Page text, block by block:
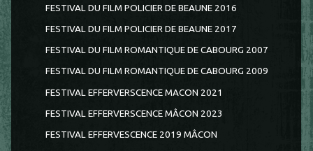
FESTIVAL DU FILM POLICIER DE BEAUNE 2016
FESTIVAL DU FILM POLICIER DE BEAUNE 2017
FESTIVAL DU FILM ROMANTIQUE DE CABOURG 2007
FESTIVAL DU FILM ROMANTIQUE DE CABOURG 2009
FESTIVAL EFFERVERSCENCE MACON 2021
FESTIVAL EFFERVERSCENCE MÂCON 2023
FESTIVAL EFFERVESCENCE 2019 MÂCON